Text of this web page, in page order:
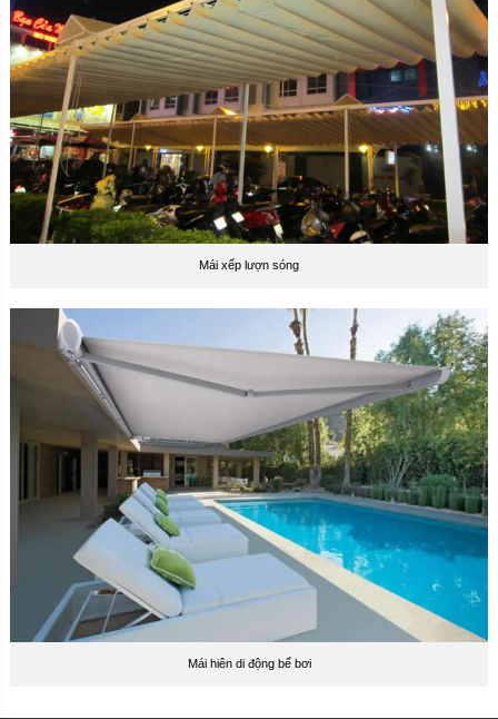
Mái xếp lượn sóng
Mái hiên di động bể bơi